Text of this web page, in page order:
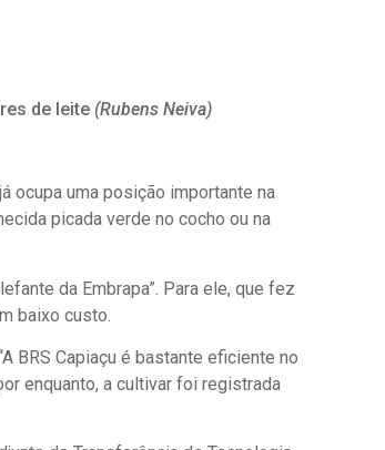
de leite (Rubens Neiva)
ocupa uma posição importante na
picada verde no cocho ou na
da Embrapa”. Para ele, que fez
baixo custo.
BRS Capiaçu é bastante eficiente no
enquanto, a cultivar foi registrada